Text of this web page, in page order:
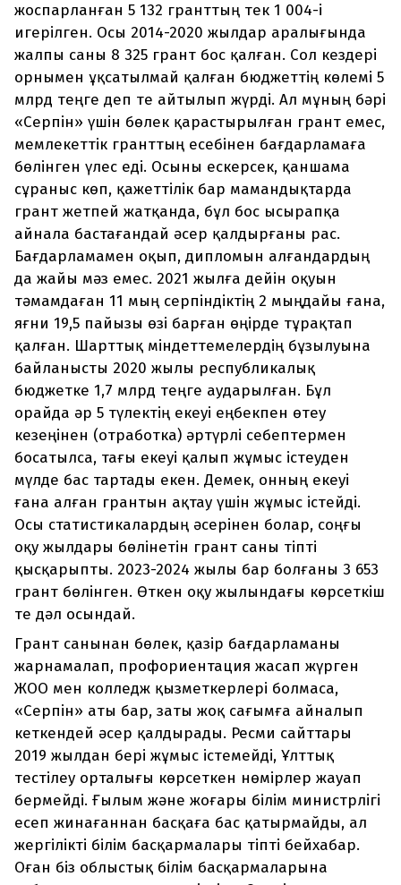
жоспарланған 5 132 гранттың тек 1 004-і
игерілген. Осы 2014-2020 жылдар аралығында
жалпы саны 8 325 грант бос қалған. Сол кездері
орнымен ұқсатылмай қалған бюджеттің көлемі 5
млрд теңге деп те айтылып жүрді. Ал мұның бәрі
«Серпін» үшін бөлек қарастырылған грант емес,
мемлекеттік гранттың есебінен бағдарламаға
бөлінген үлес еді. Осыны ескерсек, қаншама
сұраныс көп, қажеттілік бар мамандықтарда
грант жетпей жатқанда, бұл бос ысырапқа
айнала бастағандай әсер қалдырғаны рас.
Бағдарламамен оқып, дипломын алғандардың
да жайы мәз емес. 2021 жылға дейін оқуын
тәмамдаған 11 мың серпіндіктің 2 мыңдайы ғана,
яғни 19,5 пайызы өзі барған өңірде тұрақтап
қалған. Шарттық міндеттемелердің бұзылуына
байланысты 2020 жылы республикалық
бюджетке 1,7 млрд теңге аударылған. Бұл
орайда әр 5 түлектің екеуі еңбекпен өтеу
кезеңінен (отработка) әртүрлі себептермен
босатылса, тағы екеуі қалып жұмыс істеуден
мүлде бас тартады екен. Демек, онның екеуі
ғана алған грантын ақтау үшін жұмыс істейді.
Осы статистикалардың әсерінен болар, соңғы
оқу жылдары бөлінетін грант саны тіпті
қысқарыпты. 2023-2024 жылы бар болғаны 3 653
грант бөлінген. Өткен оқу жылындағы көрсеткіш
те дәл осындай.
Грант санынан бөлек, қазір бағдарламаны
жарнамалап, профориентация жасап жүрген
ЖОО мен колледж қызметкерлері болмаса,
«Серпін» аты бар, заты жоқ сағымға айналып
кеткендей әсер қалдырады. Ресми сайттары
2019 жылдан бері жұмыс істемейді, Ұлттық
тестілеу орталығы көрсеткен нөмірлер жауап
бермейді. Ғылым және жоғары білім министрлігі
есеп жинағаннан басқаға бас қатырмайды, ал
жергілікті білім басқармалары тіпті бейхабар.
Оған біз облыстық білім басқармаларына